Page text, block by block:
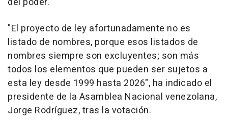
"El proyecto de ley afortunadamente no es
listado de nombres, porque esos listados de
nombres siempre son excluyentes; son más
todos los elementos que pueden ser sujetos a
esta ley desde 1999 hasta 2026", ha indicado el
presidente de la Asamblea Nacional venezolana,
Jorge Rodríguez, tras la votación.